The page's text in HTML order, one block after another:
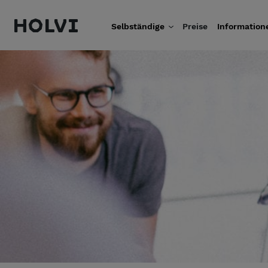
Weiter zum Inhalt
Holvi Selbständige Preise